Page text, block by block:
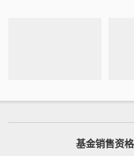
基金销售资格